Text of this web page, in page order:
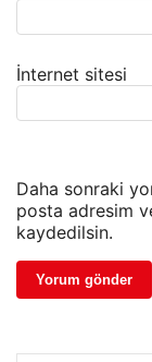
İnternet sitesi
Daha sonraki
posta adresim
kaydedilsin.